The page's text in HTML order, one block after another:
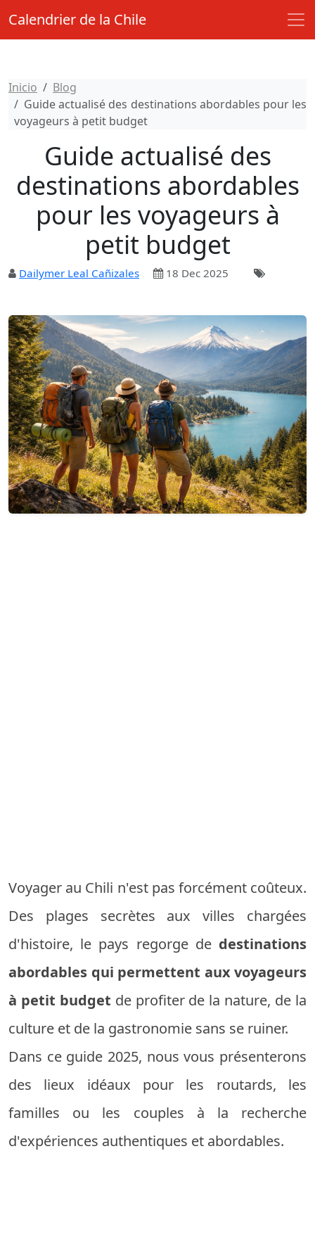
Calendrier de la Chile
Inicio
Blog
Guide actualisé des destinations abordables pour les
voyageurs à petit budget
Guide actualisé des
destinations abordables
pour les voyageurs à
petit budget
Dailymer Leal Cañizales 18 Dec 2025
Voyager au Chili n'est pas forcément coûteux.
Des plages secrètes aux villes chargées
d'histoire, le pays regorge de destinations
abordables qui permettent aux voyageurs
à petit budget de profiter de la nature, de la
culture et de la gastronomie sans se ruiner.
Dans ce guide 2025, nous vous présenterons
des lieux idéaux pour les routards, les
familles ou les couples à la recherche
d'expériences authentiques et abordables.